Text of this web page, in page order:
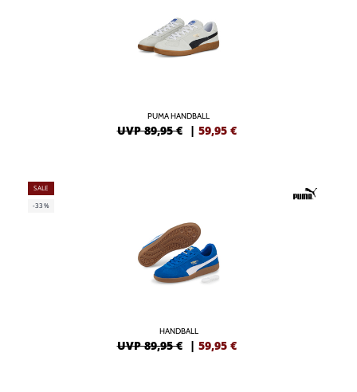
PUMA HANDBALL
UVP 89,95 € | 59,95 €
SALE
-33%
HANDBALL
UVP 89,95 € | 59,95 €